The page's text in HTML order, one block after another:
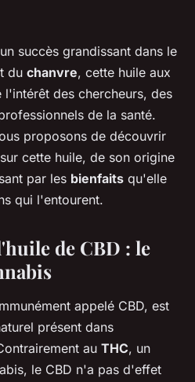
sur l'huile
ou huile de
de lecture
succès grandissant dans le
du chanvre, cette huile aux
l'intérêt des chercheurs, des
de la santé.
proposons de découvrir
cette huile, de son origine
par les bienfaits qu'elle
qui l'entourent.
de CBD : le
appelé CBD, est
présent dans
au THC, un
le CBD n'a pas d'effet